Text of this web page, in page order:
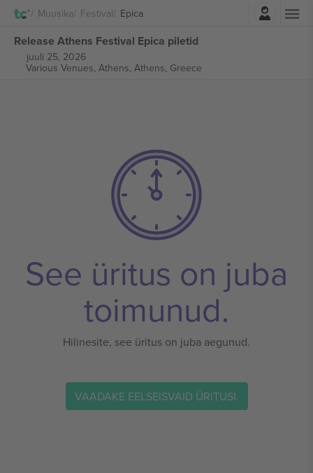
Muusika Festival Epica
Release Athens Festival Epica piletid
juuli 25, 2026
Various Venues, Athens, Athens, Greece
See üritus on juba
toimunud.
Hilinesite, see üritus on juba aegunud.
VAADAKE EELSEISVAID ÜRITUSI.